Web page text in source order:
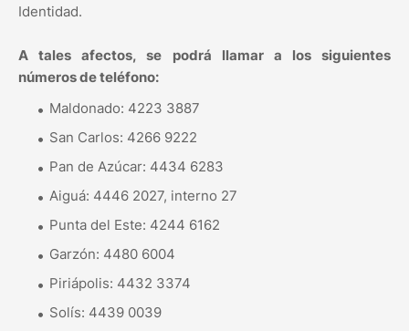
Identidad.
A tales afectos, se podrá llamar a los siguientes
números de teléfono:
Maldonado: 4223 3887
San Carlos: 4266 9222
Pan de Azúcar: 4434 6283
Aiguá: 4446 2027, interno 27
Punta del Este: 4244 6162
Garzón: 4480 6004
Piriápolis: 4432 3374
Solís: 4439 0039